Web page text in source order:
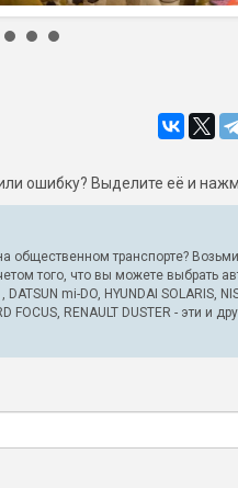
ошибку? Выделите её и
общественном транспорте?
того, что вы можете выбрать
mi-DO, HYUNDAI SOLARIS,
FOCUS, RENAULT DUSTER - эти и